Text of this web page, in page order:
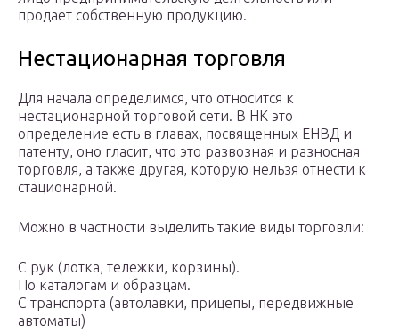
продает собственную продукцию.
Нестационарная торговля
Для начала определимся, что относится к
нестационарной торговой сети. В НК это
определение есть в главах, посвященных ЕНВД и
патенту, оно гласит, что это развозная и разносная
торговля, а также другая, которую нельзя отнести к
стационарной.
Можно в частности выделить такие виды торговли:
С рук (лотка, тележки, корзины).
По каталогам и образцам.
С транспорта (автолавки, прицепы, передвижные
автоматы)